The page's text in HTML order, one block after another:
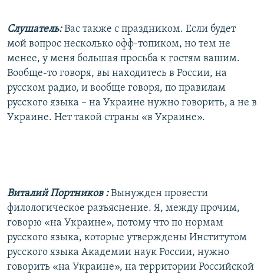
Слушатель: Вас также с праздником. Если будет
мой вопрос несколько офф-топиком, но тем не
менее, у меня большая просьба к гостям вашим.
Вообще-то говоря, вы находитесь в России, на
русском радио, и вообще говоря, по правилам
русского языка – на Украине нужно говорить, а не в
Украине. Нет такой страны «в Украине».
Виталий Портников : Вынужден провести
филологическое разъяснение. Я, между прочим,
говорю «на Украине», потому что по нормам
русского языка, которые утверждены Институтом
русского языка Академии наук России, нужно
говорить «на Украине», на территории Российской